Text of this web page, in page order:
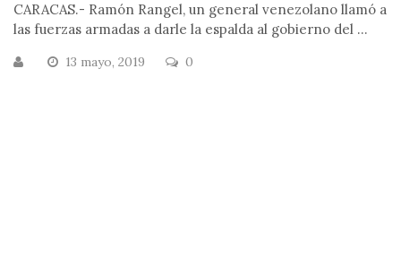
CARACAS.- Ramón Rangel, un general venezolano llamó a
las fuerzas armadas a darle la espalda al gobierno del ...
13 mayo, 2019 0